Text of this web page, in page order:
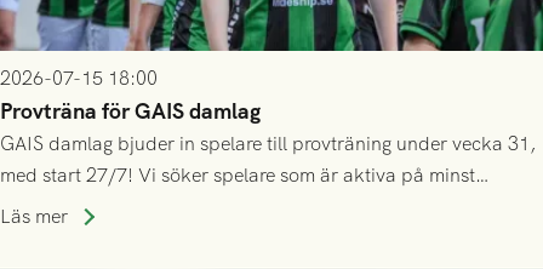
2026-07-15 18:00
Provträna för GAIS damlag
GAIS damlag bjuder in spelare till provträning under vecka 31,
med start 27/7! Vi söker spelare som är aktiva på minst
division 3-nivå.
Läs mer